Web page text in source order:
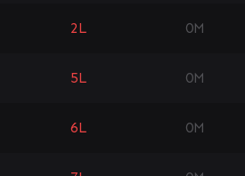
2L 0M
5L 0M
6L 0M